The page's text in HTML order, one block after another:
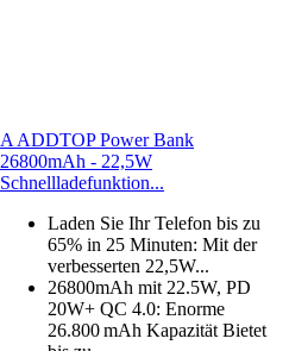
A ADDTOP Power Bank
26800mAh - 22,5W
Schnellladefunktion...
Laden Sie Ihr Telefon bis zu
65% in 25 Minuten: Mit der
verbesserten 22,5W...
26800mAh mit 22.5W, PD
20W+ QC 4.0: Enorme
26.800 mAh Kapazität Bietet